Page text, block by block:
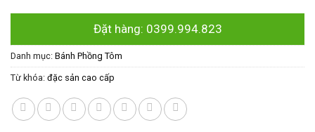
Đặt hàng: 0399.994.823
Danh mục: Bánh Phồng Tôm
Từ khóa: đặc sản cao cấp